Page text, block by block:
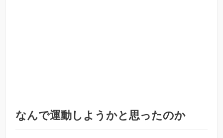
なんで運動しようかと思ったのか